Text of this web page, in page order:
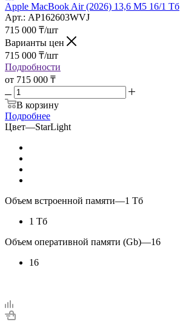
Apple MacBook Air (2026) 13,6 M5 16/1 Тб
Арт.: AP162603WVJ
715 000 ₸/шт
Варианты цен
715 000 ₸/шт
Подробности
от 715 000 ₸
В корзину
Подробнее
Цвет—StarLight
Объем встроенной памяти—1 Тб
1 Тб
Объем оперативной памяти (Gb)—16
16